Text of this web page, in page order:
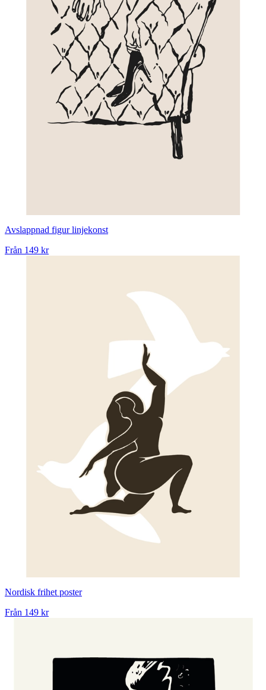
Avslappnad figur linjekonst
Från 149 kr
Nordisk frihet poster
Från 149 kr